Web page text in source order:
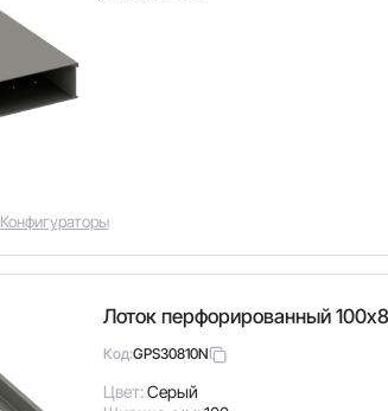
Конфигураторы
Лоток перфорированный
Код:GPS30810N
Цвет:Серый